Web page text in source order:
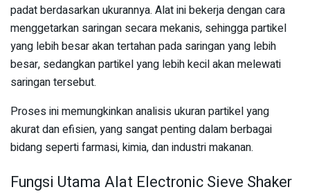
padat berdasarkan ukurannya. Alat ini bekerja dengan cara
menggetarkan saringan secara mekanis, sehingga partikel
yang lebih besar akan tertahan pada saringan yang lebih
besar, sedangkan partikel yang lebih kecil akan melewati
saringan tersebut.
Proses ini memungkinkan analisis ukuran partikel yang
akurat dan efisien, yang sangat penting dalam berbagai
bidang seperti farmasi, kimia, dan industri makanan.
Fungsi Utama Alat Electronic Sieve Shaker